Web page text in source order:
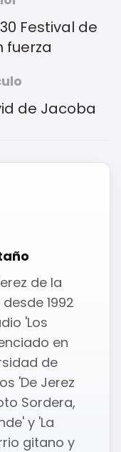
Festival de
fuerza
de Jacoba
de la
1992
'Los
en
de
'De Jerez
Sordera,
y 'La
gitano y